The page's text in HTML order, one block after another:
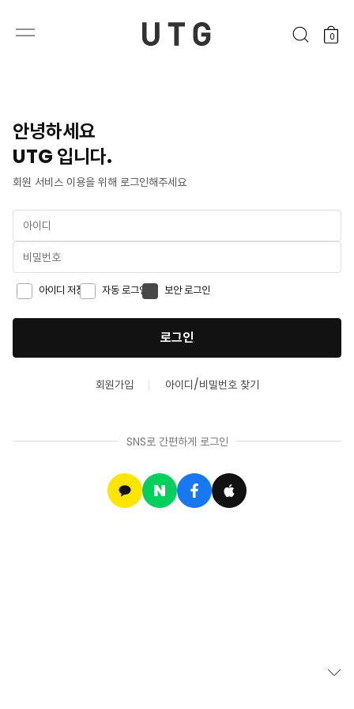
0
안녕하세요
UTG 입니다.
회원 서비스 이용을 위해 로그인해주세요
아이디 저장 자동 로그인 보안 로그인
로그인
회원가입 아이디/비밀번호 찾기
SNS로 간편하게 로그인